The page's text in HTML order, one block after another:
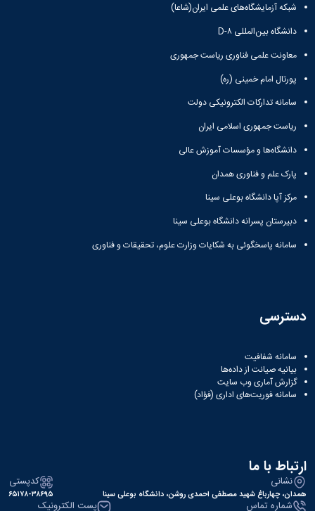
شبکه آزمایشگاه‌های علمی ایران(شاعا)
دانشگاه بین‌المللی D-۸
معاونت علمی فناوری ریاست جمهوری
پورتال امام خمینی (ره)
سامانه تدارکات الکترونیکی دولت
ریاست جمهوری اسلامی ایران
دانشگاه‌ها و مؤسسات آموزش عالی
پارک علم و فناوری همدان
مرکز آپا دانشگاه بوعلی سینا
دبیرستان پسرانه دانشگاه بوعلی سینا
سامانه پاسخگوئی به شکایات وزارت علوم، تحقیقات و فناوری
دسترسی
سامانه شفافیت
بیانیه صیانت از داده‌ها
گزارش آماری وب‌ سایت
سامانه فوریت‌های اداری (فؤاد)
ارتباط با ما
نشانی
همدان، چهارباغ شهید مصطفی احمدی روشن، دانشگاه بوعلی سینا
کدپستی
۶۵۱۷۸-۳۸۶۹۵
شماره تماس پست الکترونیک